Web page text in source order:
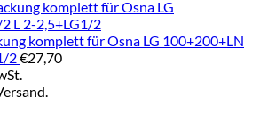
komplett für Osna LG 100+200+LN
2€27,70